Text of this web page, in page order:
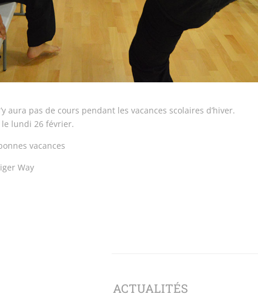
aura pas de cours pendant les vacances scolaires d’hiver.
lundi 26 février.
vacances
Way
ACTUALITÉS